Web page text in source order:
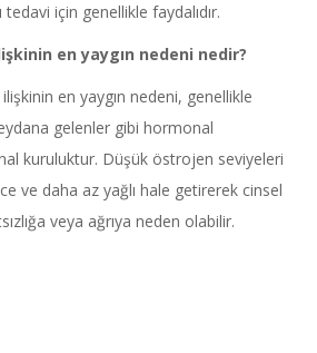
için genellikle faydalıdır.
en yaygın nedeni nedir?
ilişkinin en yaygın nedeni, genellikle
gelenler gibi hormonal
kuruluktur. Düşük östrojen seviyeleri
ve daha az yağlı hale getirerek cinsel
veya ağrıya neden olabilir.